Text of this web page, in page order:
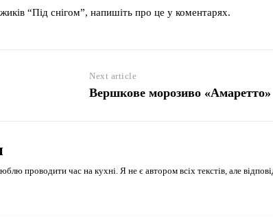
“Під снігом”, напишіть про це у коментарях.
Next article
Вершкове морозиво «Амаретто»
проводити час на кухні. Я не є автором всіх текстів, але